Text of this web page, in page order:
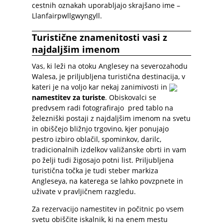
cestnih oznakah uporabljajo skrajšano ime –
Llanfairpwllgwyngyll.
Turistične znamenitosti vasi z
najdaljšim imenom
Vas, ki leži na otoku Anglesey na severozahodu
Walesa, je priljubljena turistična destinacija, v
kateri je na voljo kar nekaj zanimivosti in
namestitev za turiste. Obiskovalci se
predvsem radi fotografirajo pred tablo na
železniški postaji z najdaljšim imenom na svetu
in obiščejo bližnjo trgovino, kjer ponujajo
pestro izbiro oblačil, spominkov, darilc,
tradicionalnih izdelkov valižanske obrti in vam
po želji tudi žigosajo potni list. Priljubljena
turistična točka je tudi steber markiza
Angleseya, na katerega se lahko povzpnete in
uživate v pravljičnem razgledu.
Za rezervacijo namestitev in počitnic po vsem
svetu obiščite iskalnik, ki na enem mestu